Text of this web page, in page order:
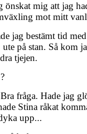
önskat mig att jag
mot mitt
jag bestämt tid
på stan. Så kom
tjejen.
fråga. Hade jag
Stina råkat
upp...